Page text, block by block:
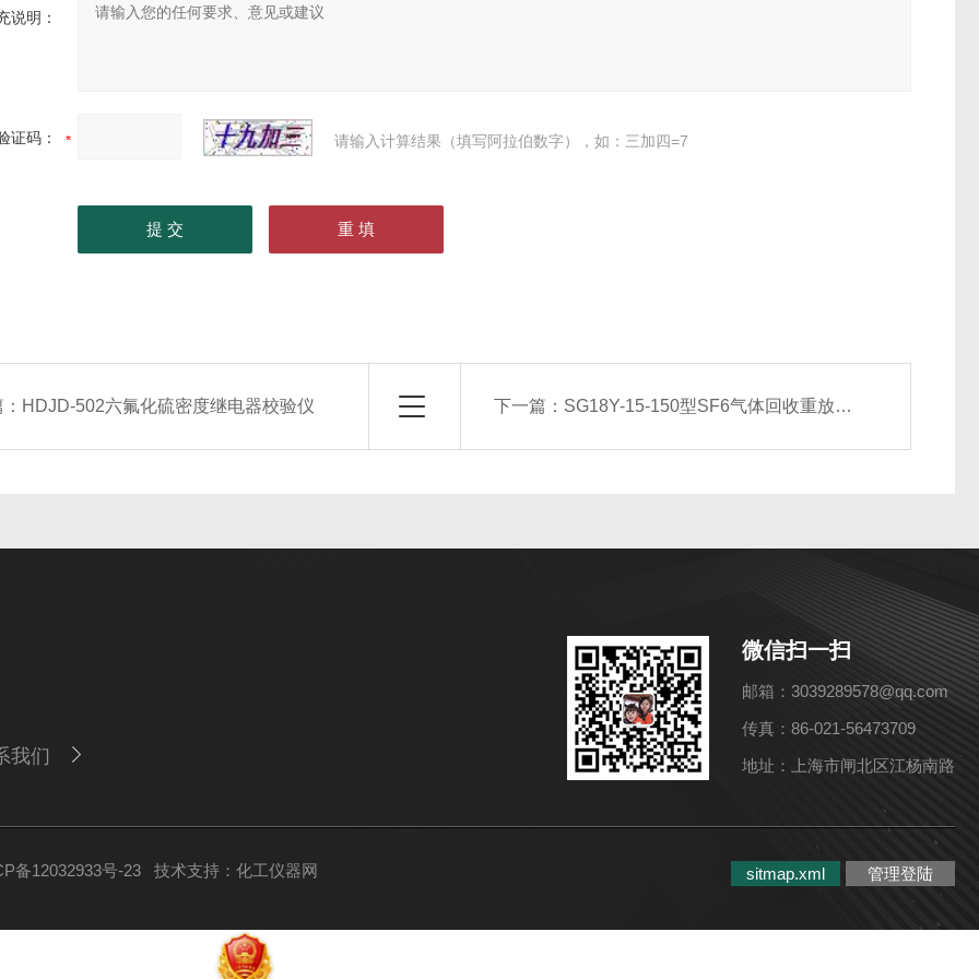
说明：
证码： 请输入计算结果（填写阿拉伯数字），如：三加四=7
HDJD-502六氟化硫密度继电器校验仪 下一篇： SG18Y-15-150型SF6气体回收重放装置
我们
微信扫一扫
邮箱：3039289578@qq.com
传真：86-021-56473709
地址：上海市闸北区江杨南路
备12032933号-23 技术支持： 化工仪器网 sitmap.xml 管理登陆